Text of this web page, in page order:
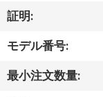
ト
私
証明:
モデル番号:
最小注文数量: